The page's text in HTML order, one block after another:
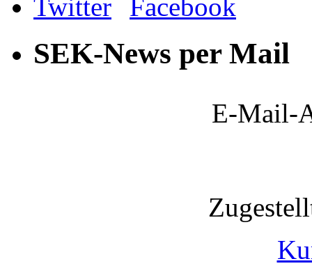
SEK-News per Mail
E-Mail-